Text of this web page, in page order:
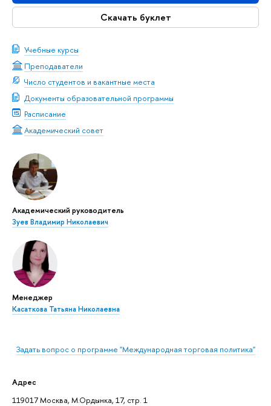
Скачать буклет
Учебные курсы
Преподаватели
Число студентов и вакантные места
Документы образовательной программы
Расписание
Академический совет
Академический руководитель
Зуев Владимир Николаевич
Менеджер
Касаткова Татьяна Николаевна
Задать вопрос о программе "Международная торговая политика"
Адрес
119017 Москва, М.Ордынка, 17, стр. 1